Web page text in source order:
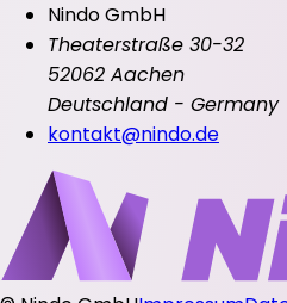
Nindo GmbH
Theaterstraße 30-32
52062 Aachen
Deutschland - Germany
kontakt@nindo.de